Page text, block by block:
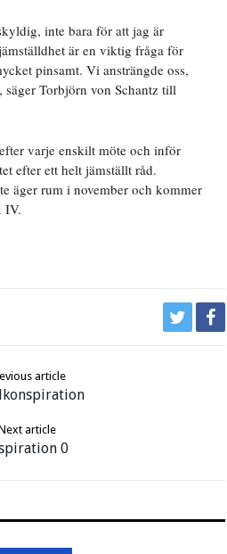
inte bara för att jag är
är en viktig fråga för
pinsamt. Vi ansträngde oss,
Torbjörn von Schantz till
varje enskilt möte och inför
efter ett helt jämställt råd.
äger rum i november och kommer
IV.
article
article
0